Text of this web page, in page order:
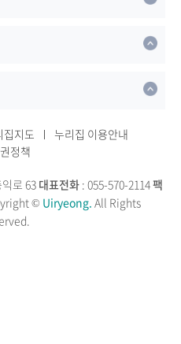
집지도
누리집 이용안내
정책
로 63 대표전화 : 055-570-2114팩
© Uiryeong. All Rights